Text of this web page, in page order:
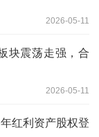
2026-05-11
块震荡走强，合
2026-05-11
红利资产股权登